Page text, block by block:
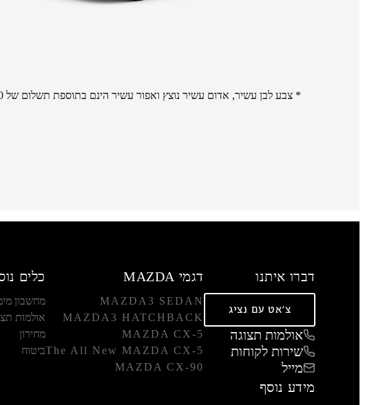
* צבע לבן עשיר, אדום עשיר נוצץ ואפור עשיר הינם בתוספת תשלום של 3,000 ₪. (כולל מע"מ)
דברו איתנו
צ'אט עם נציג
אולמות תצוגה
שירות לקוחות
מייל
דגמי MAZDA
MAZDA3 SEDAN
MAZDA3 HATCHBACK
MAZDA CX-5
The All New MAZDA CX-5
MAZDA CX-90
כלים
מחשבון
אולמות
מחירון
ביטוח
מידע נוסף